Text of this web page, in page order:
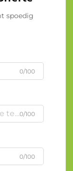
spoedig
0/100
0/100
0/100